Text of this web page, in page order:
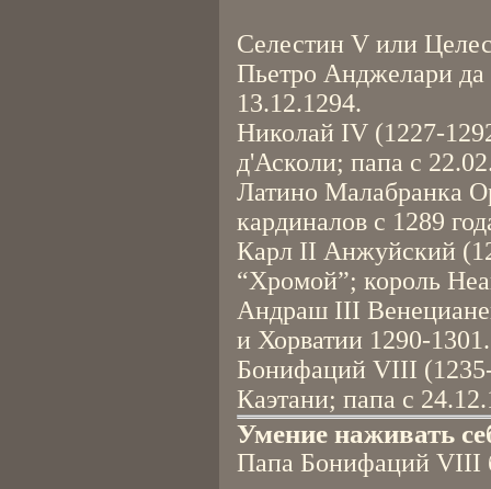
Селестин V или
Пьетро Анджелари
13.12.1294.
Николай IV (1227-
д'Асколи; папа с
Латино Малабранка
кардиналов с 1289
Карл II Анжуйский
“Хромой”; король
Андраш III
и Хорватии 1290-1301.
Бонифаций VIII
Каэтани; папа с
Умение наживать
Папа Бонифаций VIII